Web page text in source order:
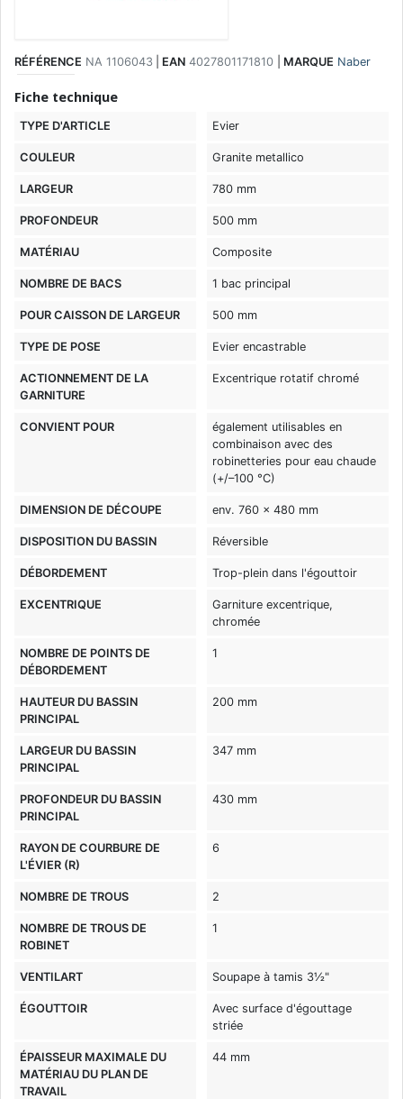
RÉFÉRENCE NA 1106043 EAN 4027801171810 MARQUE Naber
Fiche technique
TYPE D'ARTICLE Evier
COULEUR Granite metallico
LARGEUR 780 mm
PROFONDEUR 500 mm
MATÉRIAU Composite
NOMBRE DE BACS 1 bac principal
POUR CAISSON DE LARGEUR 500 mm
TYPE DE POSE Evier encastrable
ACTIONNEMENT DE LA
GARNITURE
Excentrique rotatif chromé
CONVIENT POUR
également utilisables en
combinaison avec des
robinetteries pour eau chaude
(+/–100 °C)
DIMENSION DE DÉCOUPE env. 760 x 480 mm
DISPOSITION DU BASSIN Réversible
DÉBORDEMENT Trop-plein dans l'égouttoir
EXCENTRIQUE
Garniture excentrique,
chromée
NOMBRE DE POINTS DE
DÉBORDEMENT
1
HAUTEUR DU BASSIN
PRINCIPAL
200 mm
LARGEUR DU BASSIN
PRINCIPAL
347 mm
PROFONDEUR DU BASSIN
PRINCIPAL
430 mm
RAYON DE COURBURE DE
L'ÉVIER (R)
6
NOMBRE DE TROUS 2
NOMBRE DE TROUS DE
ROBINET
1
VENTILART Soupape à tamis 3½"
ÉGOUTTOIR
Avec surface d'égouttage
striée
ÉPAISSEUR MAXIMALE DU
MATÉRIAU DU PLAN DE
TRAVAIL
44 mm